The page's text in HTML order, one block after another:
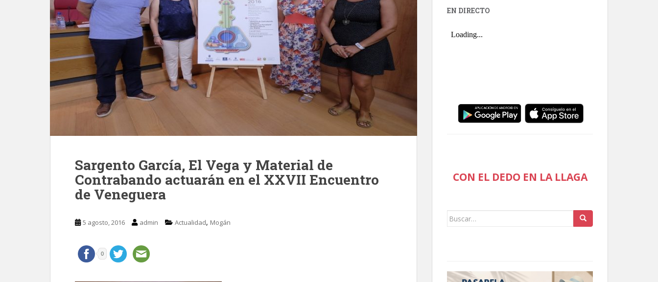
Sargento García, El Vega y Material de
Contrabando actuarán en el XXVII Encuentro
de Veneguera
5 agosto, 2016 admin Actualidad, Mogán
0
EN DIRECTO
CON EL DEDO EN LA LLAGA
Buscar: